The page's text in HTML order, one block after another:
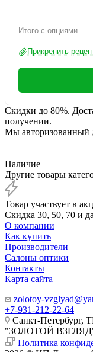
Итого с опциями
Прикрепить
Скидки до 80%.
получении.
Мы авторизованный
Наличие
Другие товары
Товар участвует в
Скидка 30, 50, 70 и
О компании
Как купить
Производители
Салоны оптики
Контакты
Карта сайта
zolotoy-
+7-931-212-22-64
Санкт-Петербург,
"ЗОЛОТОЙ
Политика